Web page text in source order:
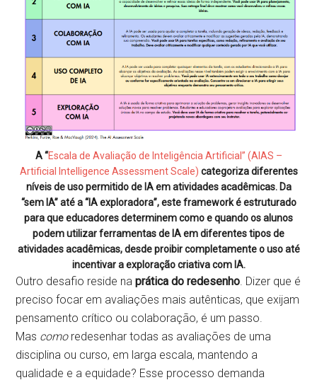
A “Escala de Avaliação de Inteligência Artificial” (AIAS –
Artificial Intelligence Assessment Scale) categoriza diferentes
níveis de uso permitido de IA em atividades acadêmicas. Da
“sem IA” até a “IA exploradora”, este framework é estruturado
para que educadores determinem como e quando os alunos
podem utilizar ferramentas de IA em diferentes tipos de
atividades acadêmicas, desde proibir completamente o uso até
incentivar a exploração criativa com IA.
Outro desafio reside naprática do redesenho. Dizer que é
preciso focar em avaliações mais autênticas, que exijam
pensamento crítico ou colaboração, é um passo.
Mas comoredesenhar todas as avaliações de uma
disciplina ou curso, em larga escala, mantendo a
qualidade e a equidade? Esse processo demanda